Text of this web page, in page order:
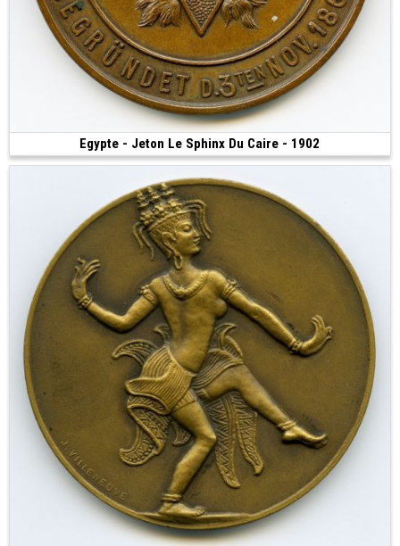
Egypte - Jeton Le Sphinx Du Caire - 1902
(1902 • 24.05 g • 42.24 mm)